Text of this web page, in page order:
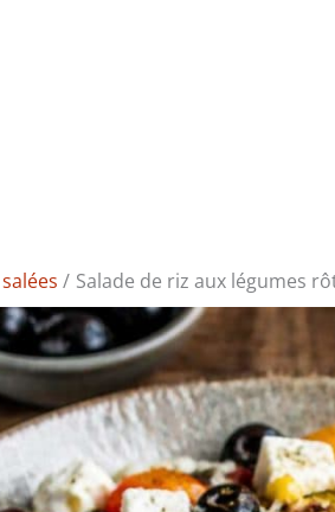
Salade de riz aux légumes